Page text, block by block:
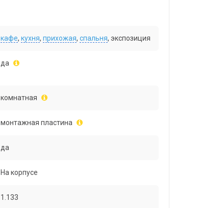
кафе,кухня,прихожая,спальня, экспозиция
да
комнатная
монтажная пластина
да
На корпусе
1.133